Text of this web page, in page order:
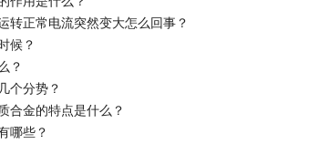
转正常电流突然变大怎么回事？
候？
？
个分势？
合金的特点是什么？
哪些？